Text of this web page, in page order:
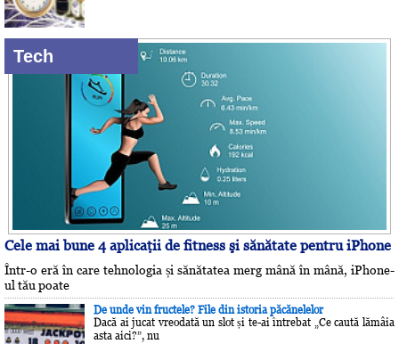
Tech
Cele mai bune 4 aplicaţii de fitness şi sănătate pentru iPhone
Într-o eră în care tehnologia și sănătatea merg mână în mână, iPhone-
ul tău poate
De unde vin fructele? File din istoria păcănelelor
Dacă ai jucat vreodată un slot și te-ai întrebat „Ce caută lămâia
asta aici?”, nu